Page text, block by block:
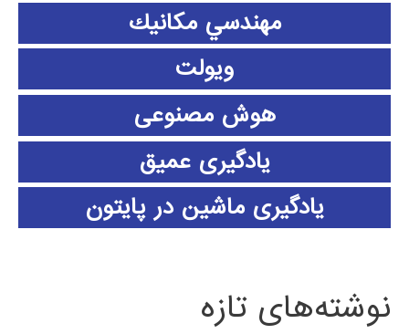
مهندسي مكانيك
ویولت
هوش مصنوعی
یادگیری عمیق
یادگیری ماشین در پایتون
نوشته‌های تازه